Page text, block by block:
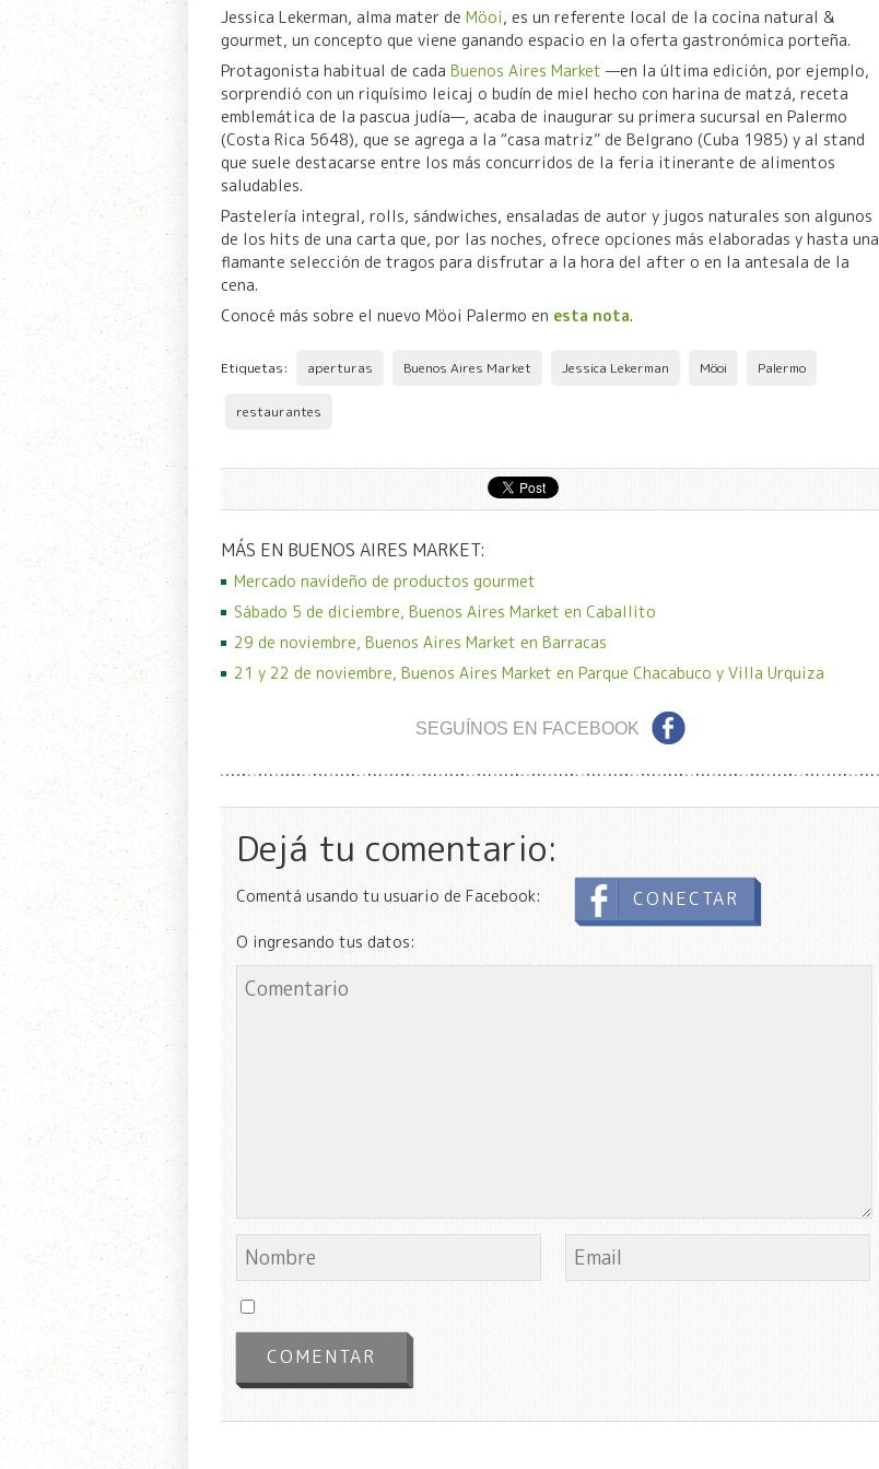
Jessica Lekerman, alma mater de Möoi, es un referente local de la cocina natural &
gourmet, un concepto que viene ganando espacio en la oferta gastronómica porteña.
Protagonista habitual de cada Buenos Aires Market —en la última edición, por ejemplo,
sorprendió con un riquísimo leicaj o budín de miel hecho con harina de matzá, receta
emblemática de la pascua judía—, acaba de inaugurar su primera sucursal en Palermo
(Costa Rica 5648), que se agrega a la “casa matriz” de Belgrano (Cuba 1985) y al stand
que suele destacarse entre los más concurridos de la feria itinerante de alimentos
saludables.
Pastelería integral, rolls, sándwiches, ensaladas de autor y jugos naturales son algunos
de los hits de una carta que, por las noches, ofrece opciones más elaboradas y hasta una
flamante selección de tragos para disfrutar a la hora del after o en la antesala de la
cena.
Conocé más sobre el nuevo Möoi Palermo en esta nota.
Etiquetas: aperturas Buenos Aires Market Jessica Lekerman Möoi Palermo
restaurantes
MÁS EN BUENOS AIRES MARKET:
Mercado navideño de productos gourmet
Sábado 5 de diciembre, Buenos Aires Market en Caballito
29 de noviembre, Buenos Aires Market en Barracas
21 y 22 de noviembre, Buenos Aires Market en Parque Chacabuco y Villa Urquiza
SEGUÍNOS EN FACEBOOK
Dejá tu comentario:
Comentá usando tu usuario de Facebook: CONECTAR
O ingresando tus datos: